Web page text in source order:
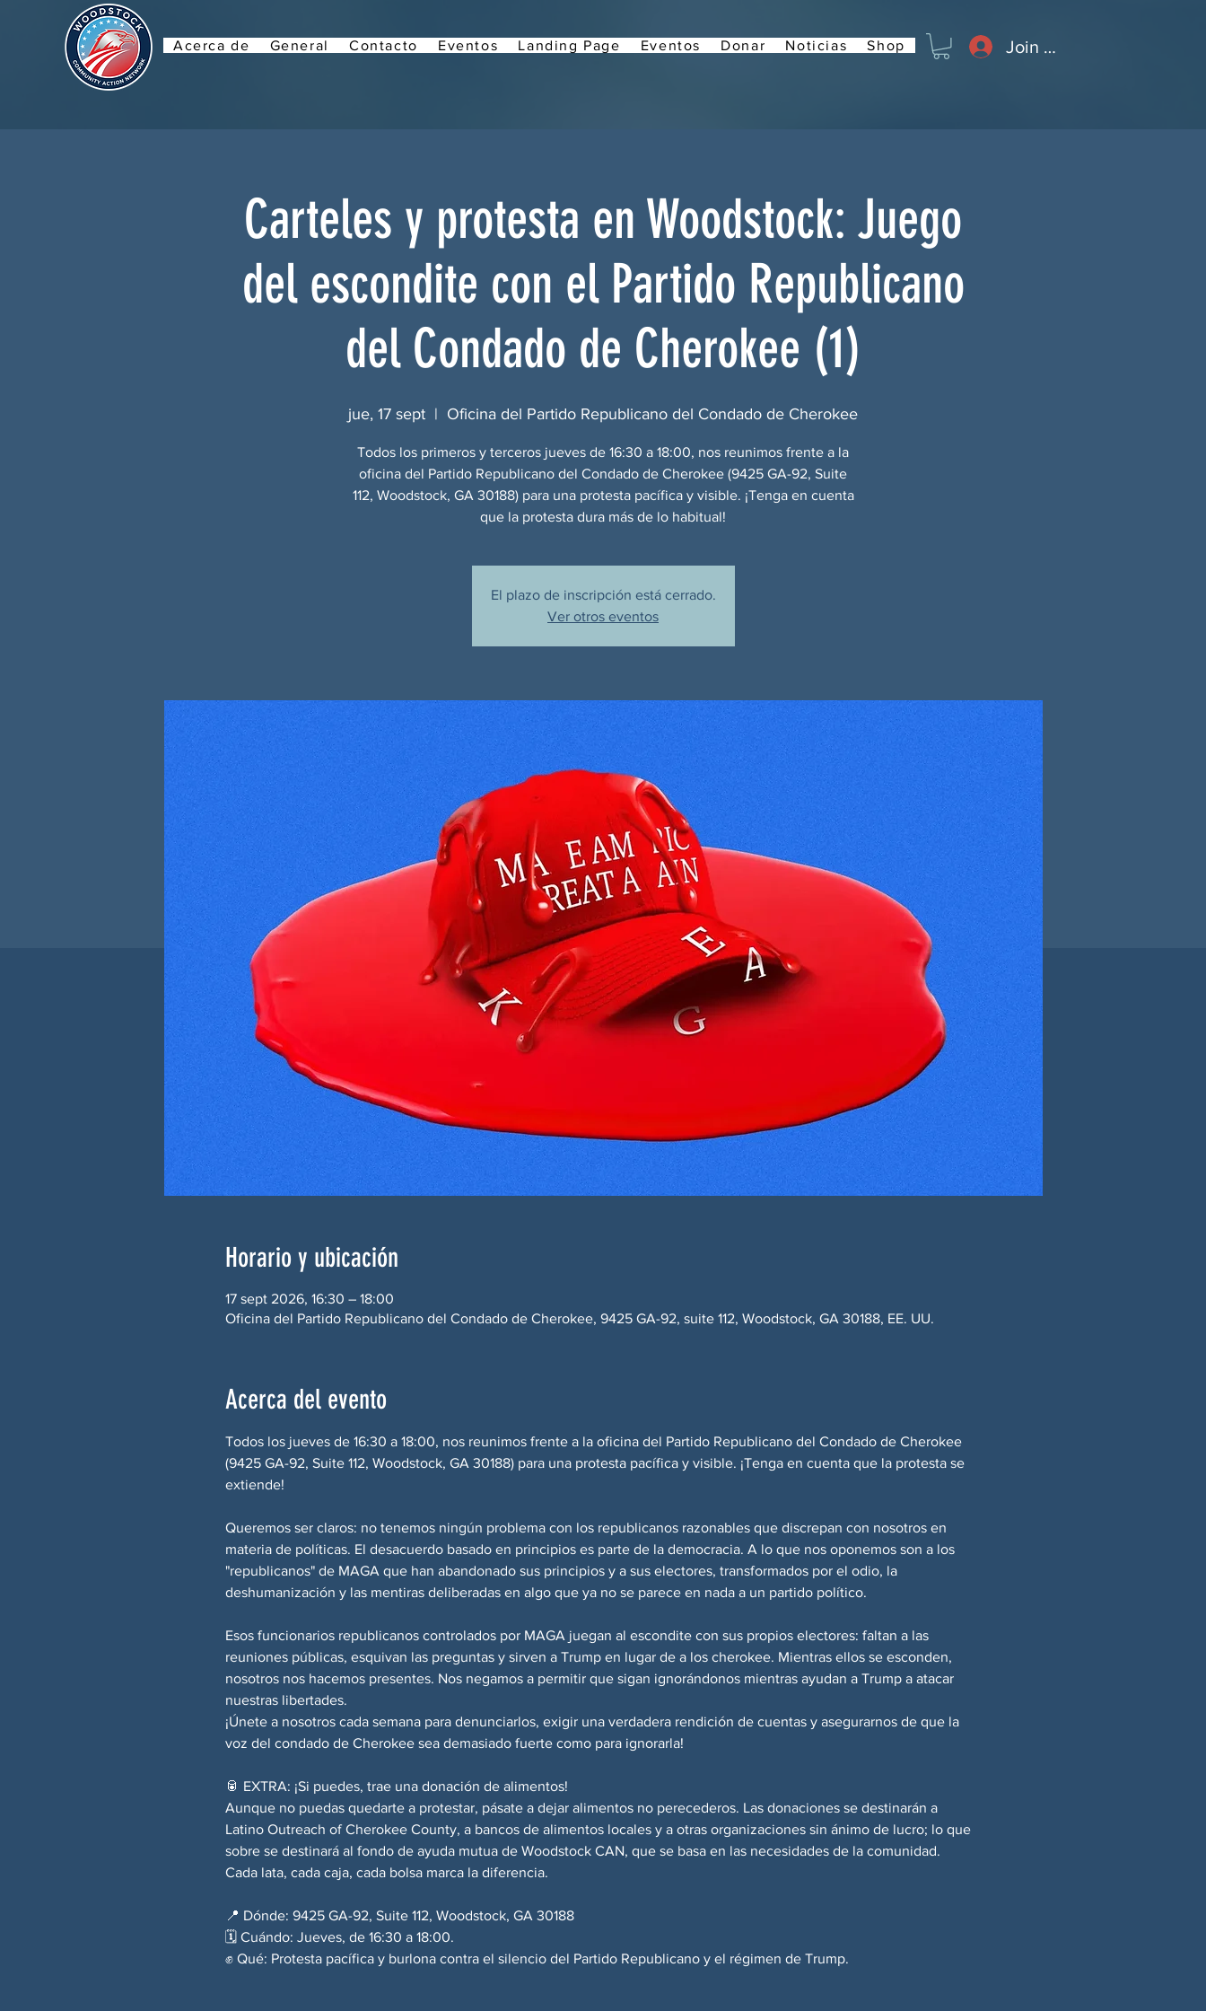
Acerca de General Contacto Eventos Landing Page Eventos Donar Noticias Shop Join or Log In
Carteles y protesta en Woodstock: Juego
del escondite con el Partido Republicano
del Condado de Cherokee (1)
jue, 17 sept
  |
Oficina del Partido Republicano del Condado de Cherokee
Todos los primeros y terceros jueves de 16:30 a 18:00, nos reunimos frente a la
oficina del Partido Republicano del Condado de Cherokee (9425 GA-92, Suite
112, Woodstock, GA 30188) para una protesta pacífica y visible. ¡Tenga en cuenta
que la protesta dura más de lo habitual!
El plazo de inscripción está cerrado.
Ver otros eventos
Horario y ubicación
17 sept 2026, 16:30 – 18:00
Oficina del Partido Republicano del Condado de Cherokee, 9425 GA-92, suite 112, Woodstock, GA 30188, EE. UU.
Acerca del evento
Todos los jueves de 16:30 a 18:00, nos reunimos frente a la oficina del Partido Republicano del Condado de Cherokee
(9425 GA-92, Suite 112, Woodstock, GA 30188) para una protesta pacífica y visible. ¡Tenga en cuenta que la protesta se
extiende!
Queremos ser claros: no tenemos ningún problema con los republicanos razonables que discrepan con nosotros en
materia de políticas. El desacuerdo basado en principios es parte de la democracia. A lo que nos oponemos son a los
"republicanos" de MAGA que han abandonado sus principios y a sus electores, transformados por el odio, la
deshumanización y las mentiras deliberadas en algo que ya no se parece en nada a un partido político.
Esos funcionarios republicanos controlados por MAGA juegan al escondite con sus propios electores: faltan a las
reuniones públicas, esquivan las preguntas y sirven a Trump en lugar de a los cherokee. Mientras ellos se esconden,
nosotros nos hacemos presentes. Nos negamos a permitir que sigan ignorándonos mientras ayudan a Trump a atacar
nuestras libertades.
¡Únete a nosotros cada semana para denunciarlos, exigir una verdadera rendición de cuentas y asegurarnos de que la
voz del condado de Cherokee sea demasiado fuerte como para ignorarla!
🥫 EXTRA: ¡Si puedes, trae una donación de alimentos!
Aunque no puedas quedarte a protestar, pásate a dejar alimentos no perecederos. Las donaciones se destinarán a
Latino Outreach of Cherokee County, a bancos de alimentos locales y a otras organizaciones sin ánimo de lucro; lo que
sobre se destinará al fondo de ayuda mutua de Woodstock CAN, que se basa en las necesidades de la comunidad.
Cada lata, cada caja, cada bolsa marca la diferencia.
📍 Dónde: 9425 GA-92, Suite 112, Woodstock, GA 30188
🗓️ Cuándo: Jueves, de 16:30 a 18:00.
✊ Qué: Protesta pacífica y burlona contra el silencio del Partido Republicano y el régimen de Trump.